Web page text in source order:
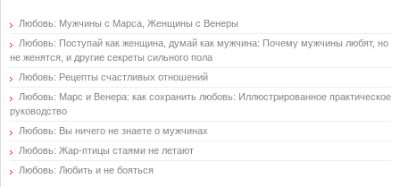
Любовь: Мужчины с Марса, Женщины с Венеры
Любовь: Поступай как женщина, думай как мужчина: Почему мужчины любят, но
не женятся, и другие секреты сильного пола
Любовь: Рецепты счастливых отношений
Любовь: Марс и Венера: как сохранить любовь: Иллюстрированное практическое
руководство
Любовь: Вы ничего не знаете о мужчинах
Любовь: Жар-птицы стаями не летают
Любовь: Любить и не бояться